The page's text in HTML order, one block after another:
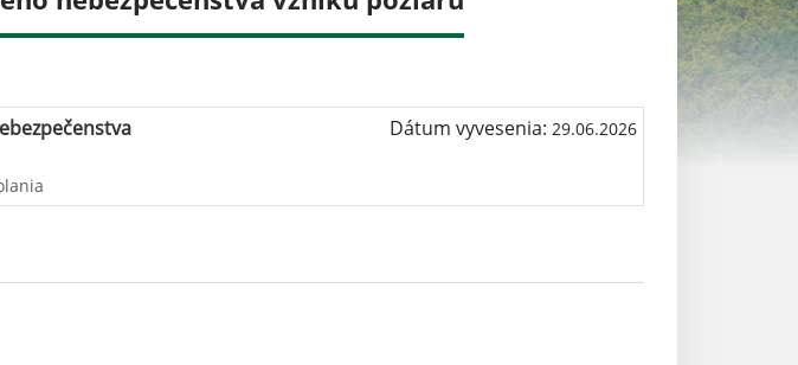
Dátum vyvesenia: 29.06.2026